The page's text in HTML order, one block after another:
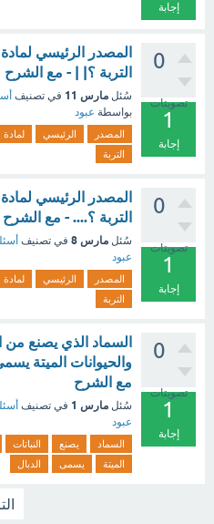
إجابة
0
تصويتات
1
إجابة
المصدر الرئيسي
التربة ؟| | - مع الشرح
سُئل مارس 11 في تصنيف
بواسطة عبود
المصدر الرئيسي لمادة
التربة
0
تصويتات
1
إجابة
المصدر الرئيسي
التربة ؟.... - مع الشرح
سُئل مارس 8 في تصنيف
عبود
المصدر الرئيسي لمادة
التربة
0
تصويتات
1
إجابة
السماد الذي يصنع من
والحيوانات الميتة
مع الشرح
سُئل مارس 1 في تصنيف
عبود
السماد يصنع النباتات
الميتة
يسمى الدبال